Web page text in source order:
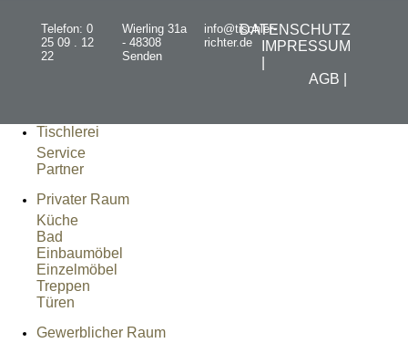
Telefon: 0
25 09 . 12
22
Wierling 31a
- 48308
Senden
info@tischler-
richter.de
DATENSCHUTZ
IMPRESSUM
AGB |
Tischlerei
Service
Partner
Privater Raum
Küche
Bad
Einbaumöbel
Einzelmöbel
Treppen
Türen
Gewerblicher Raum